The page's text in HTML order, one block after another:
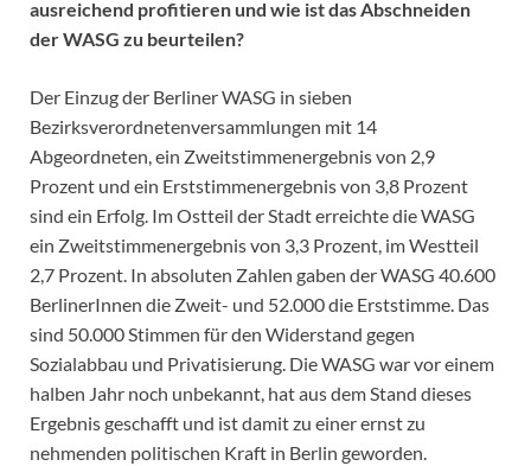
ausreichend profitieren und wie ist das Abschneiden
der WASG zu beurteilen?
Der Einzug der Berliner WASG in sieben
Bezirksverordnetenversammlungen mit 14
Abgeordneten, ein Zweitstimmenergebnis von 2,9
Prozent und ein Erststimmenergebnis von 3,8 Prozent
sind ein Erfolg. Im Ostteil der Stadt erreichte die WASG
ein Zweitstimmenergebnis von 3,3 Prozent, im Westteil
2,7 Prozent. In absoluten Zahlen gaben der WASG 40.600
BerlinerInnen die Zweit- und 52.000 die Erststimme. Das
sind 50.000 Stimmen für den Widerstand gegen
Sozialabbau und Privatisierung. Die WASG war vor einem
halben Jahr noch unbekannt, hat aus dem Stand dieses
Ergebnis geschafft und ist damit zu einer ernst zu
nehmenden politischen Kraft in Berlin geworden.